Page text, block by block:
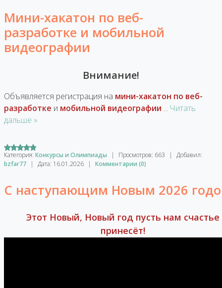
Мини-хакатон по веб-
разработке и мобильной
видеографии
Внимание!
Объявляется регистрация на мини-хакатон по веб-
разработке и мобильной видеографии ... Читать
дальше »
Категория: Конкурсы и Олимпиады | Просмотров: 663 |
Добавил:
bzfar77
| Дата: 16.01.2026 | Комментарии (0)
С наступающим Новым 2026
Этот Новый, Новый год пусть нам счастье
принесёт!